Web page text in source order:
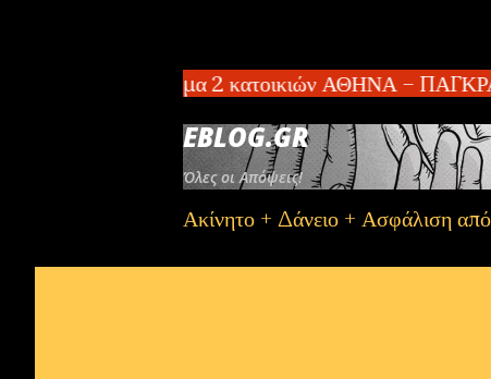
συγκρότημα 2 κατοικιών ΑΘΗΝΑ – ΠΑΓΚΡΑΤΙ
EBLOG.GR
Όλες οι Απόψεις!
Ακίνητο + Δάνειο + Ασφάλιση